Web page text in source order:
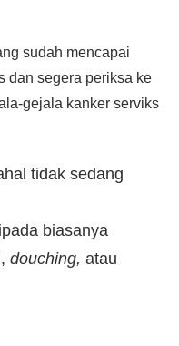
sudah mencapai
dan segera periksa ke
gejala kanker serviks
tidak sedang
biasanya
douching, atau